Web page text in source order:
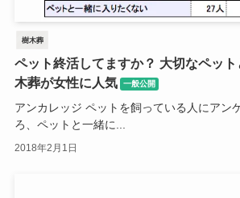
樹木葬
ペット終活してますか？ 大切なペッ
木葬が女性に人気
一般公開
アンカレッジ ペットを飼っている人にアン
ろ、ペットと一緒に...
2018年2月1日